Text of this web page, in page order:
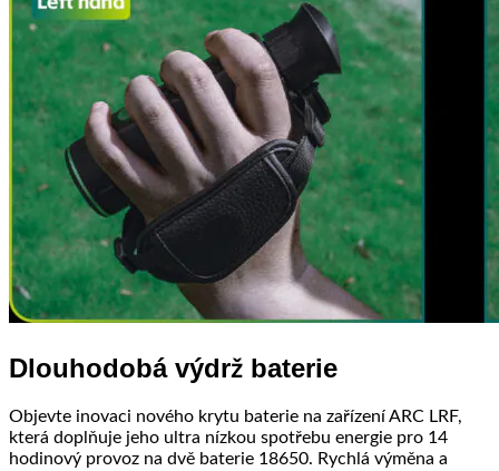
Dlouhodobá výdrž baterie
Objevte inovaci nového krytu baterie na zařízení ARC LRF,
která doplňuje jeho ultra nízkou spotřebu energie pro 14
hodinový provoz na dvě baterie 18650. Rychlá výměna a